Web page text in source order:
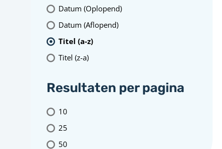
Datum (Oplopend)
Datum (Aflopend)
Titel (a-z)
Titel (z-a)
Resultaten per pagina
10
25
50